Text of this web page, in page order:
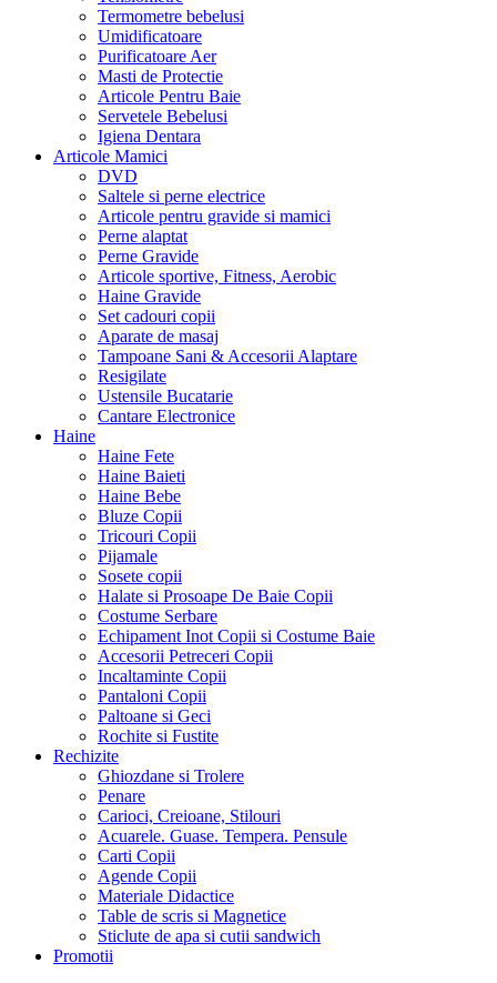
Termometre bebelusi
Umidificatoare
Purificatoare Aer
Masti de Protectie
Articole Pentru Baie
Servetele Bebelusi
Igiena Dentara
Articole Mamici
DVD
Saltele si perne electrice
Articole pentru gravide si mamici
Perne alaptat
Perne Gravide
Articole sportive, Fitness, Aerobic
Haine Gravide
Set cadouri copii
Aparate de masaj
Tampoane Sani & Accesorii Alaptare
Resigilate
Ustensile Bucatarie
Cantare Electronice
Haine
Haine Fete
Haine Baieti
Haine Bebe
Bluze Copii
Tricouri Copii
Pijamale
Sosete copii
Halate si Prosoape De Baie Copii
Costume Serbare
Echipament Inot Copii si Costume Baie
Accesorii Petreceri Copii
Incaltaminte Copii
Pantaloni Copii
Paltoane si Geci
Rochite si Fustite
Rechizite
Ghiozdane si Trolere
Penare
Carioci, Creioane, Stilouri
Acuarele. Guase. Tempera. Pensule
Carti Copii
Agende Copii
Materiale Didactice
Table de scris si Magnetice
Sticlute de apa si cutii sandwich
Promotii